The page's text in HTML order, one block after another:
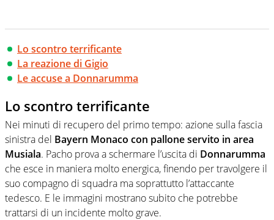
Lo scontro terrificante
La reazione di Gigio
Le accuse a Donnarumma
Lo scontro terrificante
Nei minuti di recupero del primo tempo: azione sulla fascia
sinistra del Bayern Monaco con pallone servito in area
Musiala. Pacho prova a schermare l’uscita di Donnarumma
che esce in maniera molto energica, finendo per travolgere il
suo compagno di squadra ma soprattutto l’attaccante
tedesco. E le immagini mostrano subito che potrebbe
trattarsi di un incidente molto grave.